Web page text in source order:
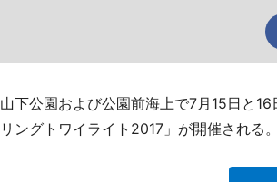
山下公園および公園前海上で7月15日と
リングトワイライト2017」が開催される